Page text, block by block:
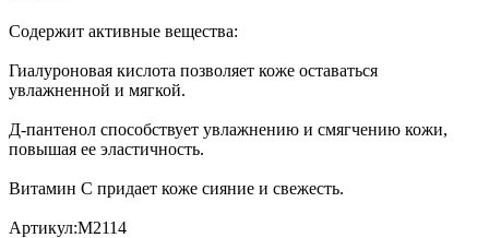
Содержит активные вещества:
Гиалуроновая кислота позволяет коже оставаться
увлажненной и мягкой.
Д-пантенол способствует увлажнению и смягчению кожи,
повышая ее эластичность.
Витамин С придает коже сияние и свежесть.
Артикул:М2114